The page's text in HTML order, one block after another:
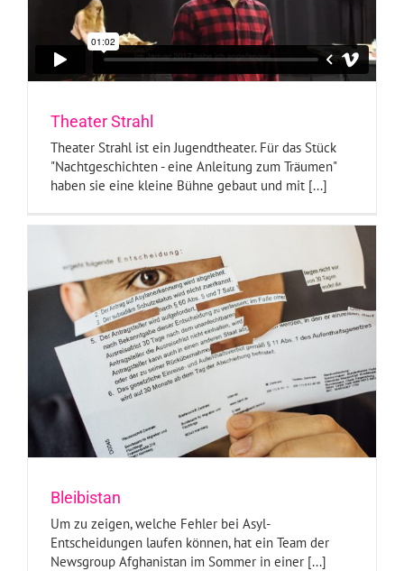
Theater Strahl
Theater Strahl ist ein Jugendtheater. Für das Stück
"Nachtgeschichten - eine Anleitung zum Träumen"
haben sie eine kleine Bühne gebaut und mit [...]
Bleibistan
Um zu zeigen, welche Fehler bei Asyl-
Entscheidungen laufen können, hat ein Team der
Newsgroup Afghanistan im Sommer in einer [...]